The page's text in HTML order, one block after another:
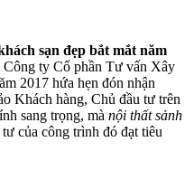
sạn đẹp bắt mắt năm
ty Cổ phần Tư vấn Xây
2017 hứa hẹn đón nhận
Khách hàng, Chủ đầu tư trên
sang trọng, mà nội thất sảnh
của công trình đó đạt tiêu